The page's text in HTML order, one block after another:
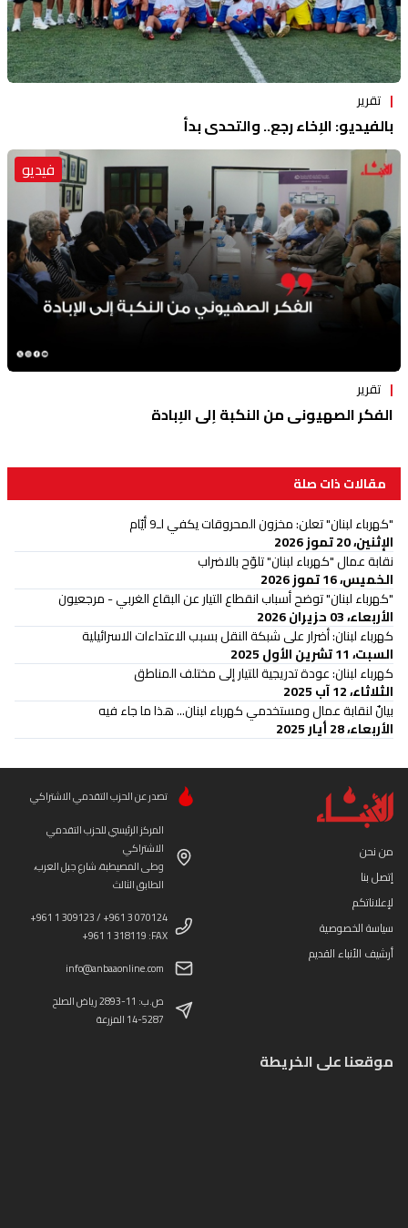
تقرير
بالفيديو: الإخاء رجع.. والتحدي بدأ
فيديو
تقرير
الفكر الصهيوني من النكبة إلى الإبادة
مقالات ذات صلة
"كهرباء لبنان" تعلن: مخزون المحروقات يكفي لـ9 أيّام
الإثنين، 20 تموز 2026
نقابة عمال "كهرباء لبنان" تلوّح بالاضراب
الخميس، 16 تموز 2026
"كهرباء لبنان" توضح أسباب انقطاع التيار عن البقاع الغربي - مرجعيون
الأربعاء، 03 حزيران 2026
كهرباء لبنان: أضرار على شبكة النقل بسبب الاعتداءات الاسرائيلية
السبت، 11 تشرين الأول 2025
كهرباء لبنان: عودة تدريجية للتيار إلى مختلف المناطق
الثلاثاء، 12 آب 2025
بيانٌ لنقابة عمال ومستخدمي كهرباء لبنان... هذا ما جاء فيه
الأربعاء، 28 أيار 2025
من نحن
إتصل بنا
لإعلاناتكم
سياسة الخصوصية
أرشيف الأنباء القديم
تصدر عن الحزب التقدمي الاشتراكي
المركز الرئيسي للحزب التقدمي
الاشتراكي
وطى المصيطبة، شارع جبل العرب،
الطابق الثالث
+961 1 309123 / +961 3 070124
+961 1 318119 :FAX
info@anbaaonline.com
ص.ب: 11-2893 رياض الصلح
14-5287 المزرعة
موقعنا على الخريطة